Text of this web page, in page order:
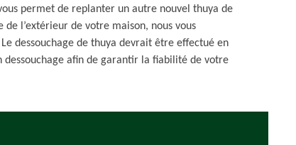
permet de replanter un autre nouvel thuya de
de l’extérieur de votre maison, nous vous
dessouchage de thuya devrait être effectué en
dessouchage afin de garantir la fiabilité de votre